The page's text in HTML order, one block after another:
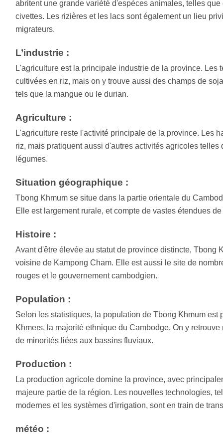
abritent une grande variété d'espèces animales, telles
civettes. Les rizières et les lacs sont également un lieu
migrateurs.
L’industrie :
L'agriculture est la principale industrie de la province. Les
cultivées en riz, mais on y trouve aussi des champs de
tels que la mangue ou le durian.
Agriculture :
L'agriculture reste l'activité principale de la province. Les
riz, mais pratiquent aussi d'autres activités agricoles
légumes.
Situation géographique :
Tbong Khmum se situe dans la partie orientale du
Elle est largement rurale, et compte de vastes étendues
Histoire :
Avant d'être élevée au statut de province distincte, Tbong
voisine de Kampong Cham. Elle est aussi le site de
rouges et le gouvernement cambodgien.
Population :
Selon les statistiques, la population de Tbong Khmum est
Khmers, la majorité ethnique du Cambodge. On y
de minorités liées aux bassins fluviaux.
Production :
La production agricole domine la province, avec
majeure partie de la région. Les nouvelles technologies,
modernes et les systèmes d'irrigation, sont en train de
météo :